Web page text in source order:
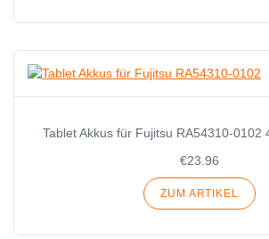
Tablet Akkus für Fujitsu RA54310-0102
€23.96
ZUM ARTIKEL